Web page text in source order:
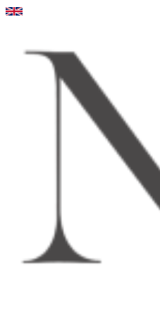
Videre